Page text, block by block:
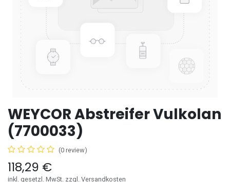
WEYCOR Abstreifer Vulkolan
(7700033)
(0 review)
118,29 €
inkl. gesetzl. MwSt. zzgl. Versandkosten